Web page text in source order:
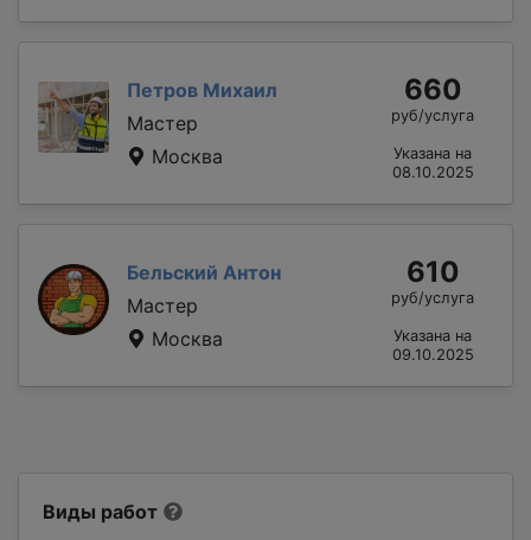
Петров Михаил
Мастер
Москва
660
руб/услуга
Указана на
08.10.2025
Бельский Антон
Мастер
Москва
610
руб/услуга
Указана на
09.10.2025
Виды работ